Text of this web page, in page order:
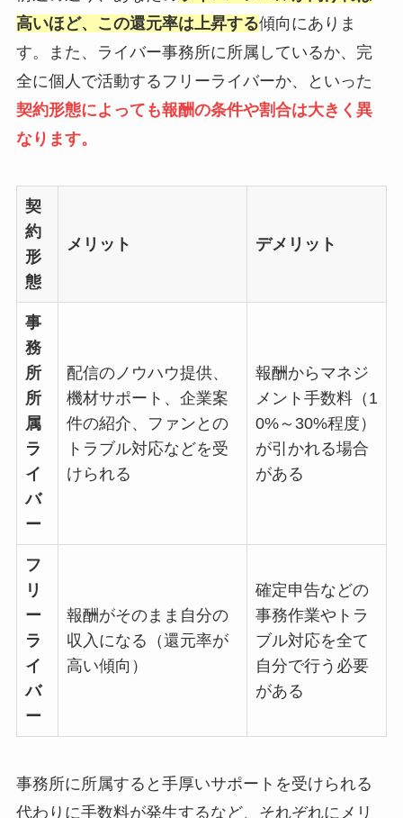
高いほど、この還元率は上昇する傾向にありま
す。また、ライバー事務所に所属しているか、完
全に個人で活動するフリーライバーか、といった
契約形態によっても報酬の条件や割合は大きく異
なります。
契
約
形
態
メリット デメリット
事
務
所
所
属
ラ
イ
バ
ー
配信のノウハウ提供、
機材サポート、企業案
件の紹介、ファンとの
トラブル対応などを受
けられる
報酬からマネジ
メント手数料（1
0%～30%程度）
が引かれる場合
がある
フ
リ
ー
ラ
イ
バ
ー
報酬がそのまま自分の
収入になる（還元率が
高い傾向）
確定申告などの
事務作業やトラ
ブル対応を全て
自分で行う必要
がある
事務所に所属すると手厚いサポートを受けられる
代わりに手数料が発生するなど、それぞれにメリ